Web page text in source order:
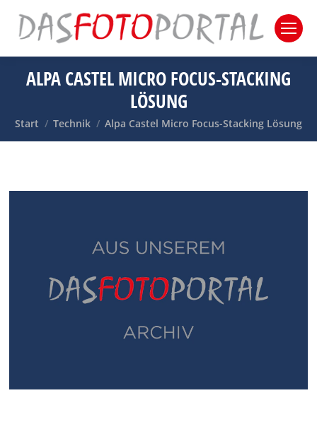
ALPA CASTEL MICRO FOCUS-STACKING
LÖSUNG
Sie befinden sich hier:
Start Technik Alpa Castel Micro Focus-Stacking Lösung